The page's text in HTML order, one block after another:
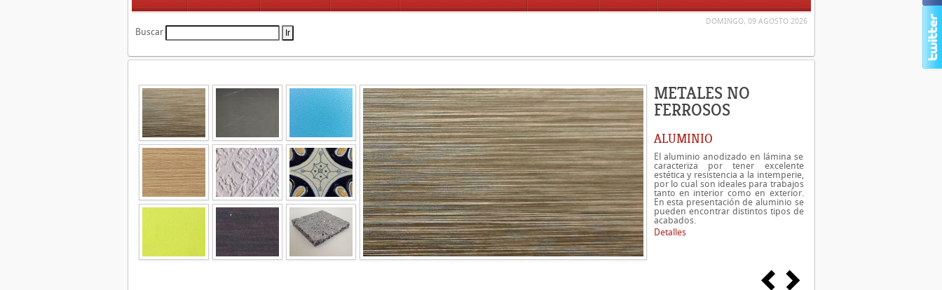
DOMINGO, 09 AGOSTO 2026
Buscar
METALES NO
FERROSOS
ALUMINIO
El aluminio anodizado en lámina se
caracteriza por tener excelente
estética y resistencia a la intemperie,
por lo cual son ideales para trabajos
tanto en interior como en exterior.
En esta presentación de aluminio se
pueden encontrar distintos tipos de
acabados.
Detalles